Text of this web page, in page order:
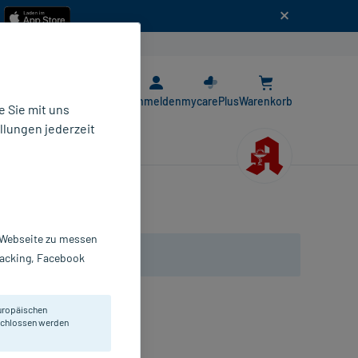
AnmeldenmycarePlusWarenkorb
geeignet.
Sie mit uns
jederzeit
zu messen
Facebook
werden